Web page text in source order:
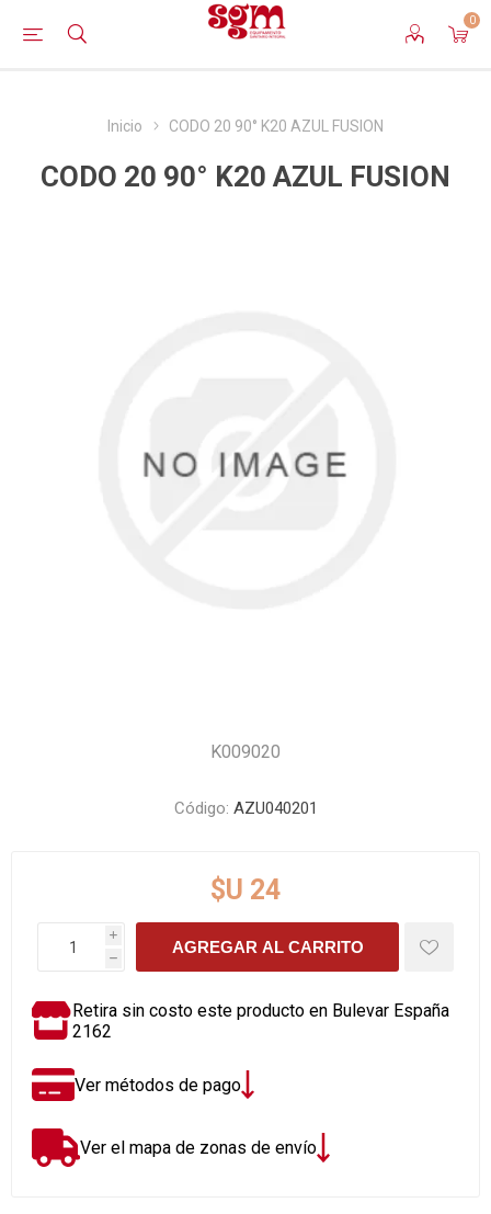
0
Inicio CODO 20 90° K20 AZUL FUSION
CODO 20 90° K20 AZUL FUSION
K009020
Código: AZU040201
$U 24
i
h
AGREGAR AL CARRITO
Retira sin costo este producto en Bulevar España
2162
Ver métodos de pago
Ver el mapa de zonas de envío